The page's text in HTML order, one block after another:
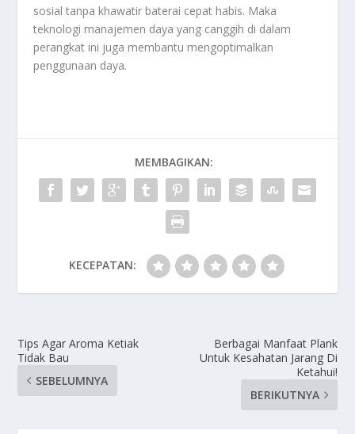
sosial tanpa khawatir baterai cepat habis. Maka
teknologi manajemen daya yang canggih di dalam
perangkat ini juga membantu mengoptimalkan
penggunaan daya.
MEMBAGIKAN:
KECEPATAN:
Tips Agar Aroma Ketiak
Tidak Bau
SEBELUMNYA
Berbagai Manfaat Plank
Untuk Kesahatan Jarang Di
Ketahui!
BERIKUTNYA